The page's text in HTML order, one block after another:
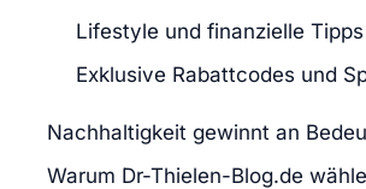
Lifestyle und finanzielle Tipps
Exklusive Rabattcodes und
Nachhaltigkeit gewinnt an
Warum Dr-Thielen-Blog.de